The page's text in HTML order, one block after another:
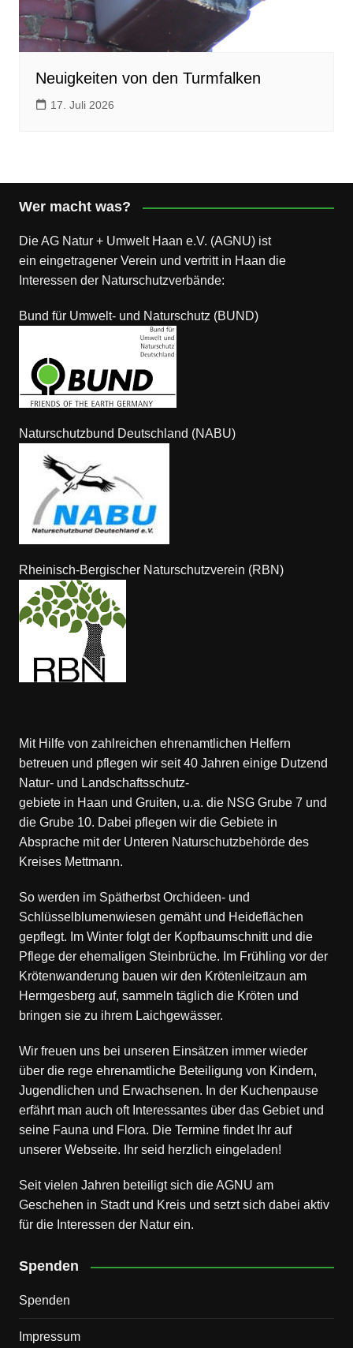
Neuigkeiten von den Turmfalken
17. Juli 2026
Wer macht was?
Die AG Natur + Umwelt Haan e.V. (AGNU) ist
ein eingetragener Verein und vertritt in Haan die
Interessen der Naturschutzverbände:
Bund für Umwelt- und Naturschutz (BUND)
Naturschutzbund Deutschland (NABU)
Rheinisch-Bergischer Naturschutzverein (RBN)
Mit Hilfe von zahlreichen ehrenamtlichen Helfern
betreuen und pflegen wir seit 40 Jahren einige Dutzend
Natur- und Landschaftsschutz-
gebiete in Haan und Gruiten, u.a. die NSG Grube 7 und
die Grube 10. Dabei pflegen wir die Gebiete in
Absprache mit der Unteren Naturschutzbehörde des
Kreises Mettmann.
So werden im Spätherbst Orchideen- und
Schlüsselblumenwiesen gemäht und Heideflächen
gepflegt. Im Winter folgt der Kopfbaumschnitt und die
Pflege der ehemaligen Steinbrüche. Im Frühling vor der
Krötenwanderung bauen wir den Krötenleitzaun am
Hermgesberg auf, sammeln täglich die Kröten und
bringen sie zu ihrem Laichgewässer.
Wir freuen uns bei unseren Einsätzen immer wieder
über die rege ehrenamtliche Beteiligung von Kindern,
Jugendlichen und Erwachsenen. In der Kuchenpause
erfährt man auch oft Interessantes über das Gebiet und
seine Fauna und Flora. Die Termine findet Ihr auf
unserer Webseite. Ihr seid herzlich eingeladen!
Seit vielen Jahren beteiligt sich die AGNU am
Geschehen in Stadt und Kreis und setzt sich dabei aktiv
für die Interessen der Natur ein.
Spenden
Spenden
Impressum